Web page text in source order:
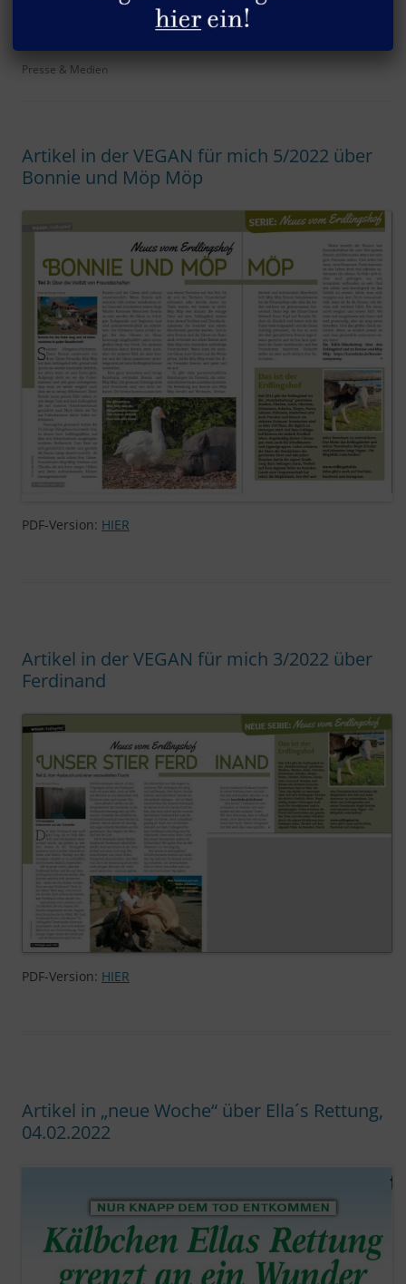
PRESSE
Presse & Medien
Artikel in der VEGAN für mich 5/2022 über
Bonnie und Möp Möp
PDF-Version: HIER
Artikel in der VEGAN für mich 3/2022 über
Ferdinand
PDF-Version: HIER
Artikel in „neue Woche“ über Ella´s Rettung,
04.02.2022